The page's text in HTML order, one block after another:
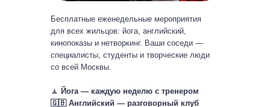
Бесплатные еженедельные мероприятия
для всех жильцов: йога, английский,
кинопоказы и нетворкинг. Ваши соседи —
специалисты, студенты и творческие люди
со всей Москвы.
🧘 Йога — каждую неделю с тренером
🇬🇧 Английский — разговорный клуб